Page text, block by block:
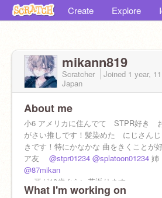
Create Explore
mikann819
Scratcher Joined 1 year,
Japan
About me
小6 アメリカに住んでて STPR好き
がさい推しです！髪染めた にじさん
きです！特にかなかな 曲をきくことが
ア友 @stpr01234 @splatoon01234 姉
@87mikan
耳が10歳ぐらい若返ります→
What I'm working on